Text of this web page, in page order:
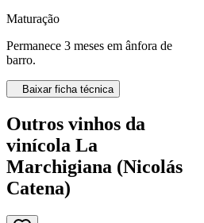
Maturação
Permanece 3 meses em ânfora de
barro.
Baixar ficha técnica
Outros vinhos da
vinícola La
Marchigiana (Nicolás
Catena)